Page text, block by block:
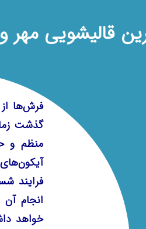
قالیشویی مهر
فرش‌ها از
گذشت
منظم و
فرایند
انجام
خواهد